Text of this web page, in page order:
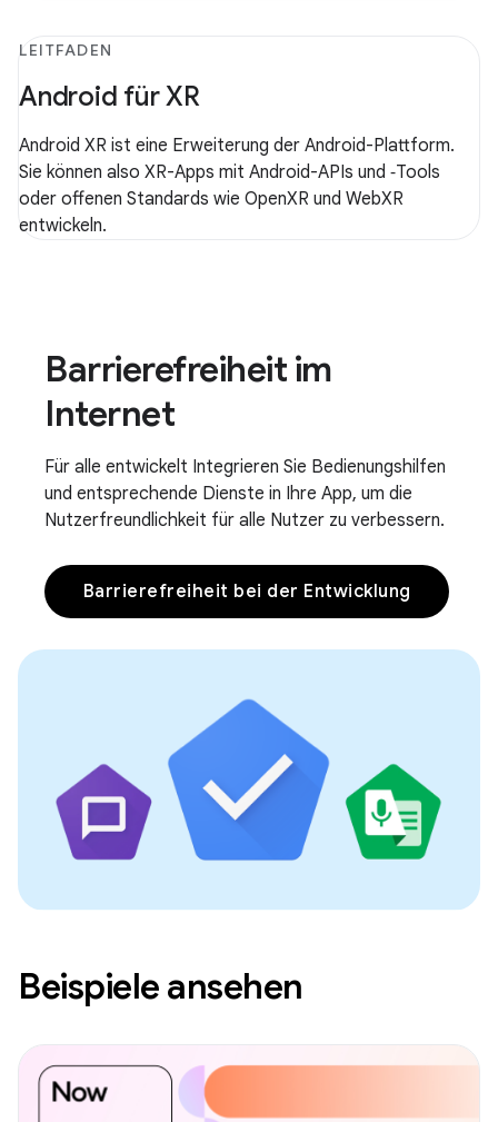
LEITFADEN
Android für XR
Android XR ist eine Erweiterung der Android-Plattform.
Sie können also XR-Apps mit Android-APIs und ‑Tools
oder offenen Standards wie OpenXR und WebXR
entwickeln.
Barrierefreiheit im
Internet
Für alle entwickelt Integrieren Sie Bedienungshilfen
und entsprechende Dienste in Ihre App, um die
Nutzerfreundlichkeit für alle Nutzer zu verbessern.
Barrierefreiheit bei der Entwicklung
Beispiele ansehen